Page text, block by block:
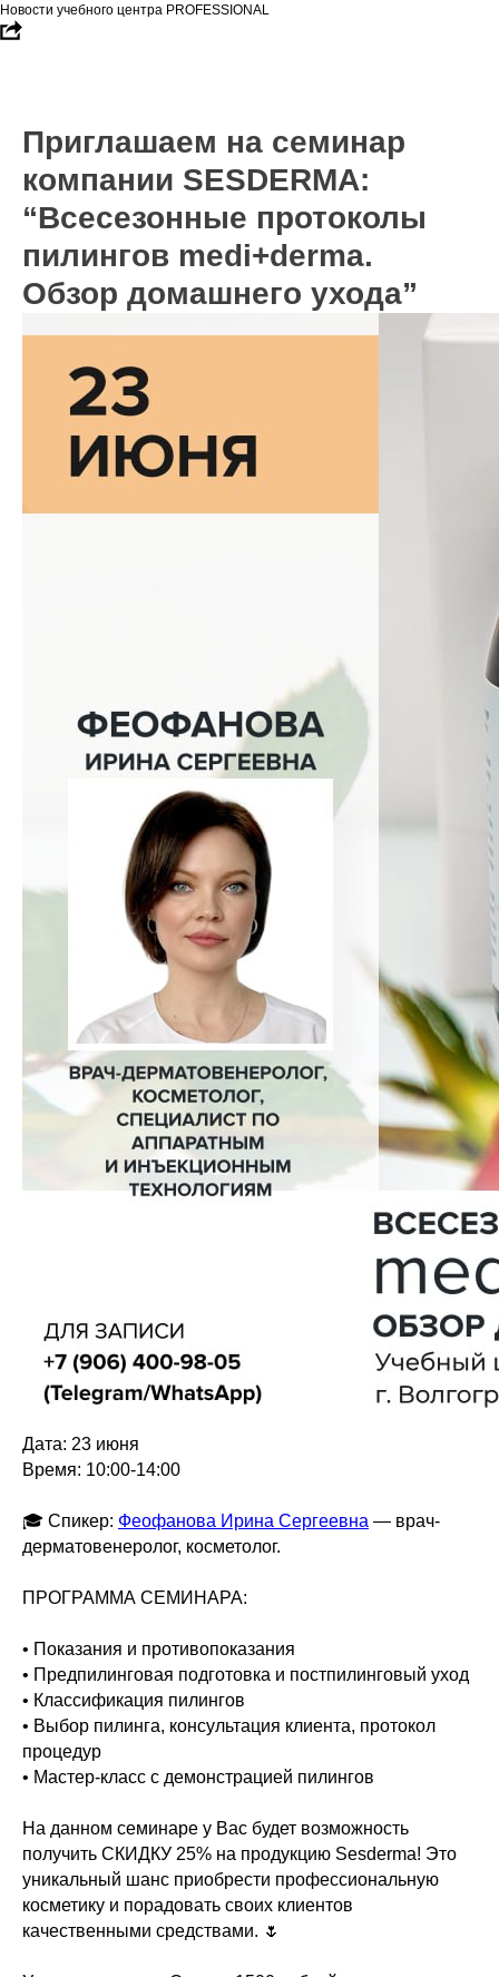
Новости учебного центра PROFESSIONAL
Приглашаем на семинар
компании SESDERMA:
“Всесезонные протоколы
пилингов medi+derma.
Обзор домашнего ухода”
Дата: 23 июня
Время: 10:00-14:00
🎓 Спикер: Феофанова Ирина Сергеевна — врач-
дерматовенеролог, косметолог.
ПРОГРАММА СЕМИНАРА:
• Показания и противопоказания
• Предпилинговая подготовка и постпилинговый уход
• Классификация пилингов
• Выбор пилинга, консультация клиента, протокол
процедур
• Мастер-класс с демонстрацией пилингов
На данном семинаре у Вас будет возможность
получить СКИДКУ 25% на продукцию Sesderma! Это
уникальный шанс приобрести профессиональную
косметику и порадовать своих клиентов
качественными средствами. 🌷